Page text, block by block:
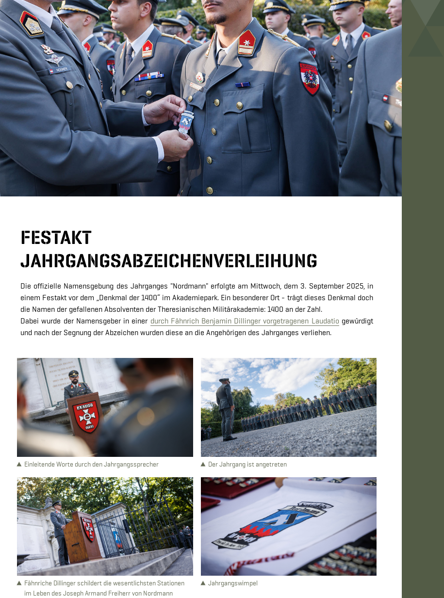
FESTAKT
JAHRGANGSABZEICHENVERLEIHUNG
Die offizielle Namensgebung des Jahrganges "Nordmann" erfolgte am Mittwoch, dem 3. September 2025, in
einem Festakt vor dem „Denkmal der 1400“ im Akademiepark. Ein besonderer Ort - trägt dieses Denkmal doch
die Namen der gefallenen Absolventen der Theresianischen Militärakademie: 1400 an der Zahl.
Dabei wurde der Namensgeber in einer durch Fähnrich Benjamin Dillinger vorgetragenen Laudatio gewürdigt
und nach der Segnung der Abzeichen wurden diese an die Angehörigen des Jahrganges verliehen.
Einleitende Worte durch den Jahrgangssprecher Der Jahrgang ist angetreten
Fähnriche Dillinger schildert die wesentlichsten Stationen
im Leben des Joseph Armand Freiherr von Nordmann
Jahrgangswimpel